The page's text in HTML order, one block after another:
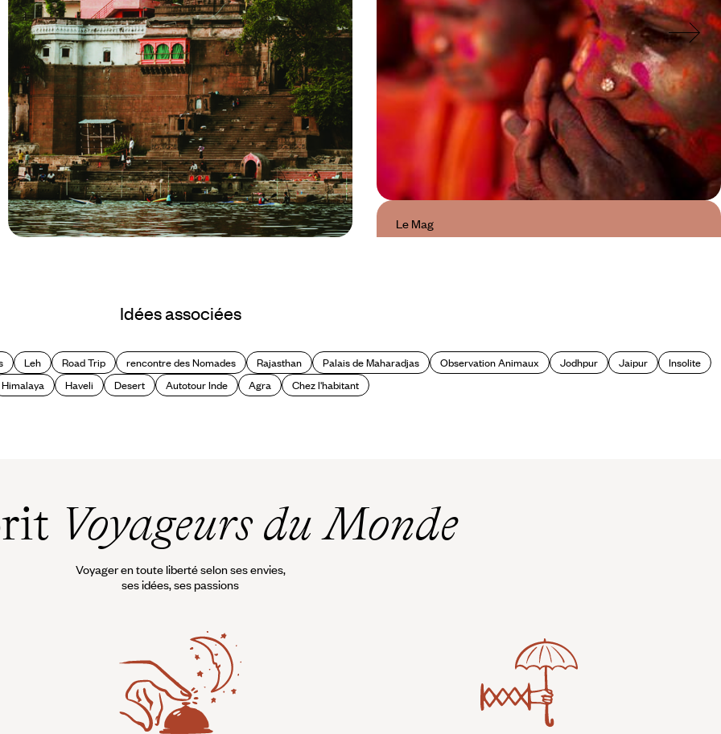
Le Mag
Idées associées
Leh Road Trip rencontre des Nomades Rajasthan Palais de Maharadjas Observation Animaux Jodhpur Jaipur
Insolite
Himalaya
Haveli Desert Autotour Inde Agra Chez l'habitant
Voyageurs du Monde
Voyager en toute liberté selon ses envies,
ses idées, ses passions